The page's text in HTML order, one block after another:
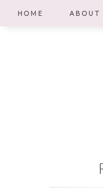
HOME ABOUT